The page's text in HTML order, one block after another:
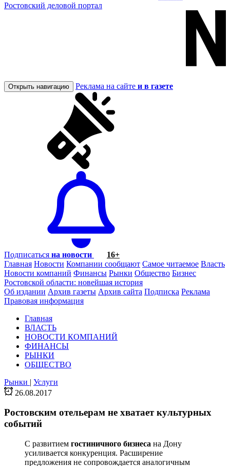
Ростовский деловой портал
Открыть навигацию Реклама на сайте и в газете
Подписаться на новости
16+
Главная Новости Компании сообщают Самое читаемое Власть
Новости компаний Финансы Рынки Общество Бизнес
Ростовской области: новейшая история
Об издании Архив газеты Архив сайта Подписка Реклама
Правовая информация
Главная
ВЛАСТЬ
НОВОСТИ КОМПАНИЙ
ФИНАНСЫ
РЫНКИ
ОБЩЕСТВО
Рынки | Услуги
26.08.2017
Ростовским отельерам не хватает культурных
событий
С развитием гостиничного бизнеса на Дону
усиливается конкуренция. Расширение
предложения не сопровождается аналогичным